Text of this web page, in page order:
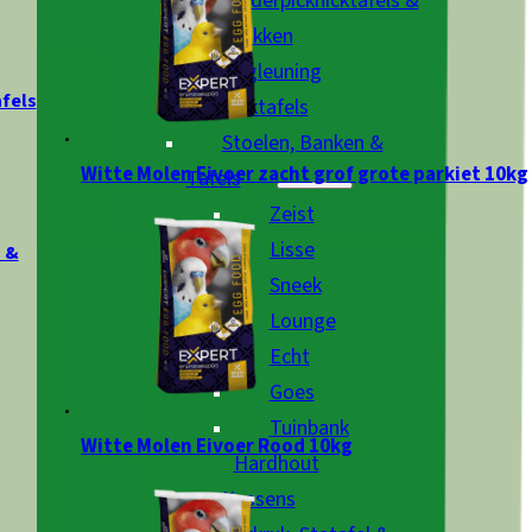
&
Zandbakken
Rugleuning
Picknicktafels
Stoelen, Banken &
Tafels
Zeist
Lisse
Sneek
Lounge
Echt
Goes
Tuinbank
Hardhout
Kussens
Witte Molen Eivoer zacht grof grote parkiet 10kg
Witte Molen Eivoer Rood 10kg